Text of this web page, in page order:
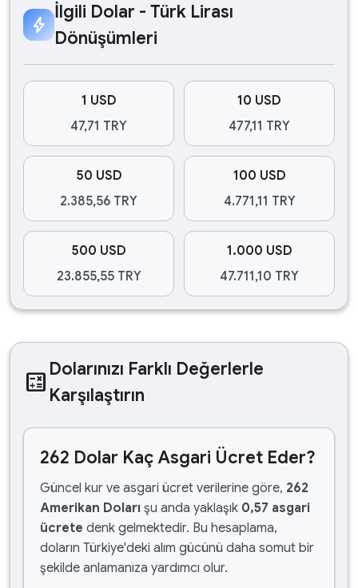
bolt
İlgili Dolar - Türk Lirası
Dönüşümleri
1 USD
47,71 TRY
10 USD
477,11 TRY
50 USD
2.385,56 TRY
100 USD
4.771,11 TRY
500 USD
23.855,55 TRY
1.000 USD
47.711,10 TRY
calculate Dolarınızı Farklı Değerlerle
Karşılaştırın
262 Dolar Kaç Asgari Ücret Eder?
Güncel kur ve asgari ücret verilerine göre, 262
Amerikan Doları şu anda yaklaşık 0,57 asgari
ücrete denk gelmektedir. Bu hesaplama,
doların Türkiye'deki alım gücünü daha somut bir
şekilde anlamanıza yardımcı olur.